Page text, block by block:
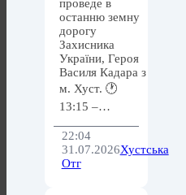
проведе в
останню земну
дорогу
Захисника
України, Героя
Василя Кадара з
м. Хуст. 🕐
13:15 –…
22:04
31.07.2026Хустська
Отг